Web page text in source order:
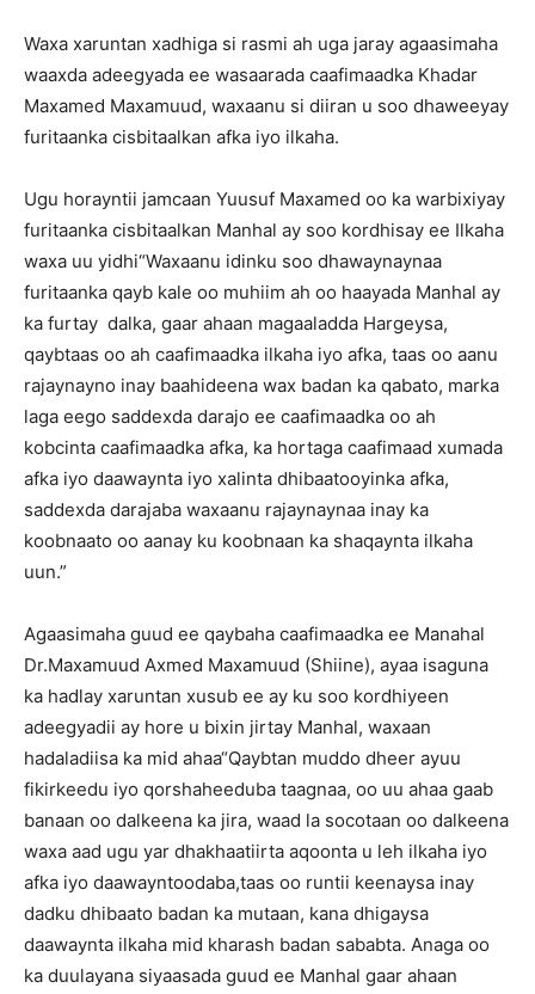
Waxa xaruntan xadhiga si rasmi ah uga jaray agaasimaha
waaxda adeegyada ee wasaarada caafimaadka Khadar
Maxamed Maxamuud, waxaanu si diiran u soo dhaweeyay
furitaanka cisbitaalkan afka iyo ilkaha.
Ugu horayntii jamcaan Yuusuf Maxamed oo ka warbixiyay
furitaanka cisbitaalkan Manhal ay soo kordhisay ee Ilkaha
waxa uu yidhi“Waxaanu idinku soo dhawaynaynaa
furitaanka qayb kale oo muhiim ah oo haayada Manhal ay
ka furtay dalka, gaar ahaan magaaladda Hargeysa,
qaybtaas oo ah caafimaadka ilkaha iyo afka, taas oo aanu
rajaynayno inay baahideena wax badan ka qabato, marka
laga eego saddexda darajo ee caafimaadka oo ah
kobcinta caafimaadka afka, ka hortaga caafimaad xumada
afka iyo daawaynta iyo xalinta dhibaatooyinka afka,
saddexda darajaba waxaanu rajaynaynaa inay ka
koobnaato oo aanay ku koobnaan ka shaqaynta ilkaha
uun.”
Agaasimaha guud ee qaybaha caafimaadka ee Manahal
Dr.Maxamuud Axmed Maxamuud (Shiine), ayaa isaguna
ka hadlay xaruntan xusub ee ay ku soo kordhiyeen
adeegyadii ay hore u bixin jirtay Manhal, waxaan
hadaladiisa ka mid ahaa“Qaybtan muddo dheer ayuu
fikirkeedu iyo qorshaheeduba taagnaa, oo uu ahaa gaab
banaan oo dalkeena ka jira, waad la socotaan oo dalkeena
waxa aad ugu yar dhakhaatiirta aqoonta u leh ilkaha iyo
afka iyo daawayntoodaba,taas oo runtii keenaysa inay
dadku dhibaato badan ka mutaan, kana dhigaysa
daawaynta ilkaha mid kharash badan sababta. Anaga oo
ka duulayana siyaasada guud ee Manhal gaar ahaan